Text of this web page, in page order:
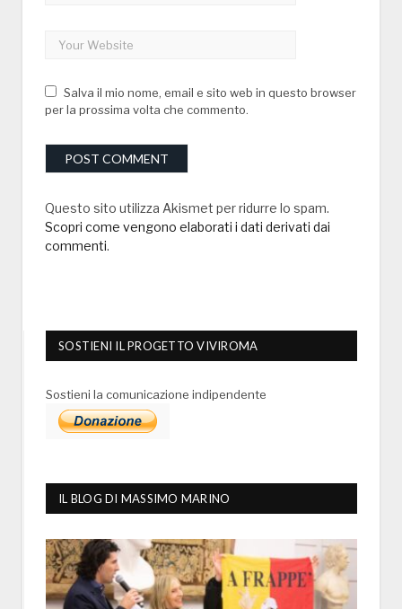
Salva il mio nome, email e sito web in questo browser
per la prossima volta che commento.
Questo sito utilizza Akismet per ridurre lo spam.
Scopri come vengono elaborati i dati derivati dai
commenti.
SOSTIENI IL PROGETTO VIVIROMA
Sostieni la comunicazione indipendente
IL BLOG DI MASSIMO MARINO